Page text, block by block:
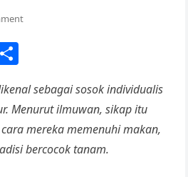
ar
e
sebagai sosok individualis
Menurut ilmuwan, sikap itu
mereka memenuhi makan,
bercocok tanam.